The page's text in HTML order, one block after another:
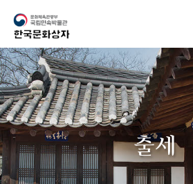
출세